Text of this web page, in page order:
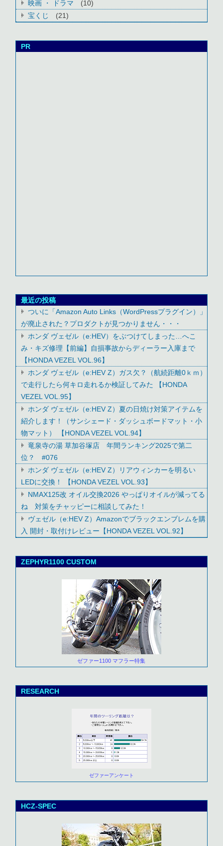
映画 ・ ドラマ
(10)
宝くじ
(21)
PR
最近の投稿
ついに「Amazon Auto Links（WordPressプラグイン）」
が廃止された？プロダクトが見つかりません・・・
ホンダ ヴェゼル（e:HEV）をぶつけてしまった…へこ
み・キズ修理【前編】自損事故からディーラー入庫まで
【HONDA VEZEL VOL.96】
ホンダ ヴェゼル（e:HEV Z）ガス欠？（航続距離0ｋｍ）
で走行したら何キロ走れるか検証してみた 【HONDA
VEZEL VOL.95】
ホンダ ヴェゼル（e:HEV Z）夏の日焼け対策アイテムを
紹介します！（サンシェード・ダッシュボードマット・小
物マット） 【HONDA VEZEL VOL.94】
竜泉寺の湯 草加谷塚店 年間ランキング2025で第二
位？ #076
ホンダ ヴェゼル（e:HEV Z）リアウィンカーを明るい
LEDに交換！ 【HONDA VEZEL VOL.93】
NMAX125改 オイル交換2026 やっぱりオイルが減ってる
ね 対策をチャッピーに相談してみた！
ヴェゼル（e:HEV Z）Amazonでブラックエンブレムを購
入 開封・取付けレビュー【HONDA VEZEL VOL.92】
ZEPHYR1100 CUSTOM
ゼファー1100 マフラー特集
RESEARCH
ゼファーアンケート
HCZ-SPEC